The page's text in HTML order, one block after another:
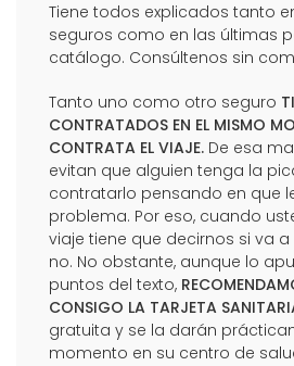
Tiene todos explicados tanto
seguros como en las últimas
catálogo. Consúltenos sin
Tanto uno como otro seguro
CONTRATADOS EN EL MISMO
CONTRATA EL VIAJE. De esa
evitan que alguien tenga la
contratarlo pensando en que
problema. Por eso, cuando
viaje tiene que decirnos si va
no. No obstante, aunque lo
puntos del texto,
CONSIGO LA TARJETA
gratuita y se la darán
momento en su centro de